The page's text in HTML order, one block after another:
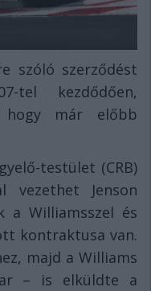
szóló szerződést
tel kezdődően,
hogy már előbb
testület (CRB)
vezethet Jenson
a Williamsszel és
kontraktusa van.
majd a Williams
– is elküldte a